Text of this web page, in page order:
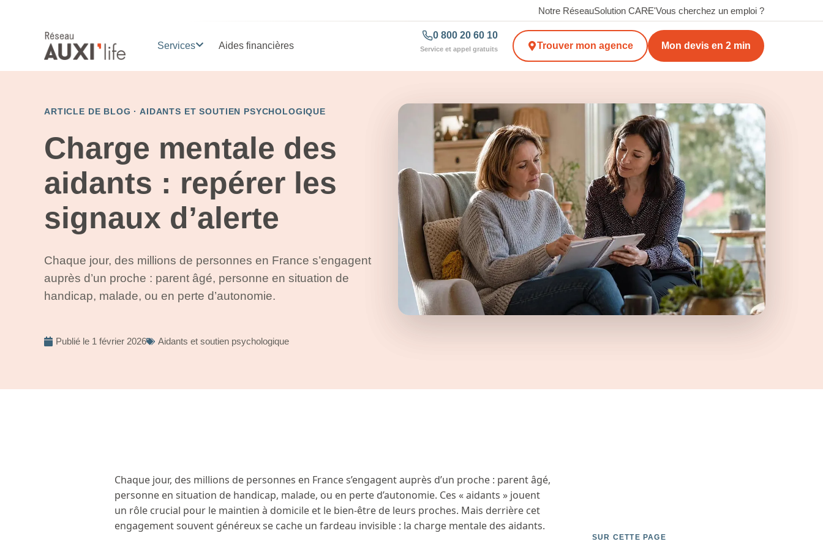
Notre RéseauSolution CARE'Vous cherchez un emploi ?
Services Aides financières
0 800 20 60 10
Service et appel gratuits Trouver mon agence Mon devis en 2 min
ARTICLE DE BLOG ·AIDANTS ET SOUTIEN PSYCHOLOGIQUE
Charge mentale des
aidants : repérer les
signaux d’alerte
Chaque jour, des millions de personnes en France s’engagent
auprès d’un proche : parent âgé, personne en situation de
handicap, malade, ou en perte d’autonomie.
Publié le 1 février 2026 Aidants et soutien psychologique
Chaque jour, des millions de personnes en France s’engagent auprès d’un proche : parent âgé,
personne en situation de handicap, malade, ou en perte d’autonomie. Ces « aidants » jouent
un rôle crucial pour le maintien à domicile et le bien-être de leurs proches. Mais derrière cet
engagement souvent généreux se cache un fardeau invisible : la charge mentale des aidants.
SUR CETTE PAGE